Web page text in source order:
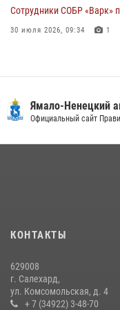
Сотрудники СОБР «Варк»
30 июля 2026, 09:34 1
18 июля 2026, 09:36 3
«Росгвардия. Вехи
стратегических объектов
бандитско-
20 июля 2026, 09:03
Ямало-Ненецкий
Официальный сайт
КОНТАКТЫ
629008
г. Салехард,
ул. Комсомольская, д. 4
+ 7 (34922) 3-48-70